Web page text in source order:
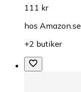
111 kr
hos Amazon.se
+2 butiker